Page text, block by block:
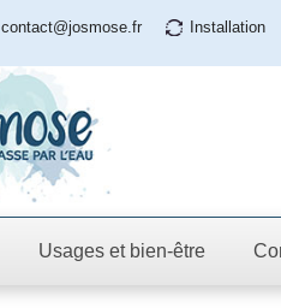
contact@josmose.fr Installation
Usages et bien-être